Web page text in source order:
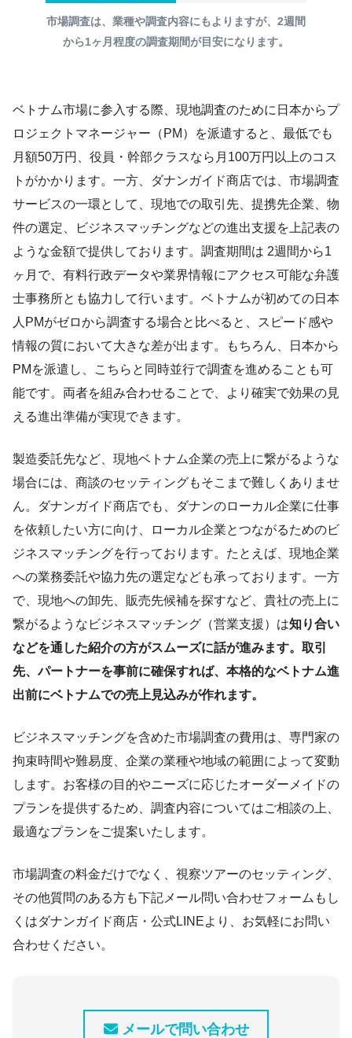
市場調査は、業種や調査内容にもよりますが、2週間
から1ヶ月程度の調査期間が目安になります。
ベトナム市場に参入する際、現地調査のために日本からプ
ロジェクトマネージャー（PM）を派遣すると、最低でも
月額50万円、役員・幹部クラスなら月100万円以上のコス
トがかかります。一方、ダナンガイド商店では、市場調査
サービスの一環として、現地での取引先、提携先企業、物
件の選定、ビジネスマッチングなどの進出支援を上記表の
ような金額で提供しております。調査期間は 2週間から1
ヶ月で、有料行政データや業界情報にアクセス可能な弁護
士事務所とも協力して行います。ベトナムが初めての日本
人PMがゼロから調査する場合と比べると、スピード感や
情報の質において大きな差が出ます。もちろん、日本から
PMを派遣し、こちらと同時並行で調査を進めることも可
能です。両者を組み合わせることで、より確実で効果の見
える進出準備が実現できます。
製造委託先など、現地ベトナム企業の売上に繋がるような
場合には、商談のセッティングもそこまで難しくありませ
ん。ダナンガイド商店でも、ダナンのローカル企業に仕事
を依頼したい方に向け、ローカル企業とつながるためのビ
ジネスマッチングを行っております。たとえば、現地企業
への業務委託や協力先の選定なども承っております。一方
で、現地への卸先、販売先候補を探すなど、貴社の売上に
繋がるようなビジネスマッチング（営業支援）は知り合い
などを通した紹介の方がスムーズに話が進みます。取引
先、パートナーを事前に確保すれば、本格的なベトナム進
出前にベトナムでの売上見込みが作れます。
ビジネスマッチングを含めた市場調査の費用は、専門家の
拘束時間や難易度、企業の業種や地域の範囲によって変動
します。お客様の目的やニーズに応じたオーダーメイドの
プランを提供するため、調査内容についてはご相談の上、
最適なプランをご提案いたします。
市場調査の料金だけでなく、視察ツアーのセッティング、
その他質問のある方も下記メール問い合わせフォームもし
くはダナンガイド商店・公式LINEより、お気軽にお問い
合わせください。
メールで問い合わせ